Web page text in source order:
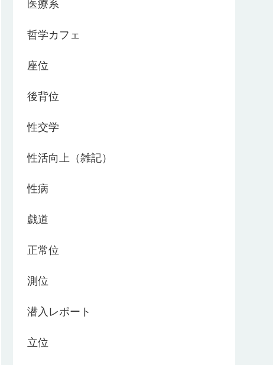
医療系
哲学カフェ
座位
後背位
性交学
性活向上（雑記）
性病
戯道
正常位
測位
潜入レポート
立位